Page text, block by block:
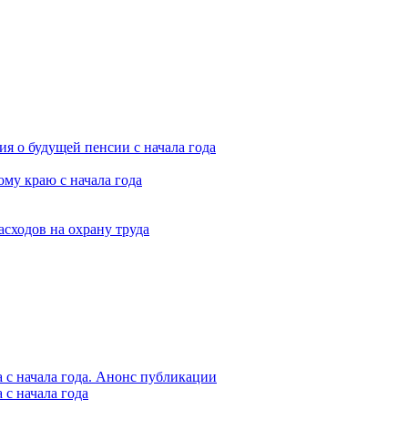
о будущей пенсии с начала года
краю с начала года
на охрану труда
начала года. Анонс публикации
начала года